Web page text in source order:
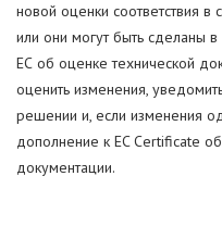
новой оценки соответствия в
или они могут быть сделаны
ЕС об оценке технической
оценить изменения,
решении и, если изменения
дополнение к EC Certificate
документации.